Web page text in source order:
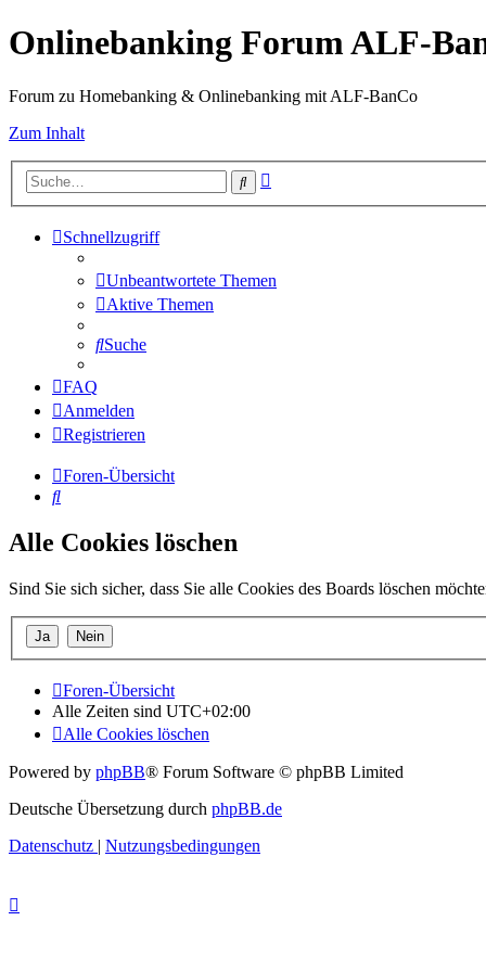
Onlinebanking Forum ALF-
Forum zu Homebanking & Onlinebanking mit ALF-BanCo
Zum Inhalt
Suche
Schnellzugriff
Unbeantwortete Themen
Aktive Themen
Suche
FAQ
Anmelden
Registrieren
Foren-Übersicht
Suche
Alle Cookies löschen
Sind Sie sich sicher, dass Sie alle Cookies des Boards löschen
Foren-Übersicht
Alle Zeiten sind UTC+02:00
Alle Cookies löschen
Powered by phpBB® Forum Software © phpBB Limited
Deutsche Übersetzung durch phpBB.de
Datenschutz | Nutzungsbedingungen